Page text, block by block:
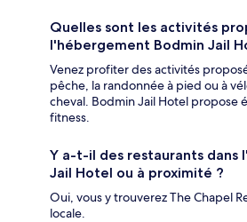
Quelles sont les activités
l'hébergement Bodmin Jail
Venez profiter des activités
pêche, la randonnée à pied ou à
cheval. Bodmin Jail Hotel propose
fitness.
Y a-t-il des restaurants dans
Jail Hotel ou à proximité ?
Oui, vous y trouverez The Chapel
locale.